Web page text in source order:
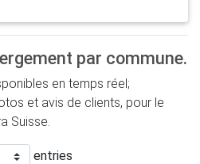
par commune.
en temps réel;
et avis de clients, pour le
Suisse.
entries